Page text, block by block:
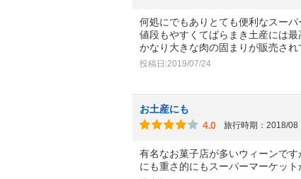
何処にでもありとても便利なスーパ
値段もやすくてばらまき土産には最
かなり大きな肉の固まりが販売され
投稿日:2019/07/24
お土産にも
4.0
旅行時期：2018/08
有名なお菓子店が多いウィーンで
にも重さ的にもスーパーマーケット